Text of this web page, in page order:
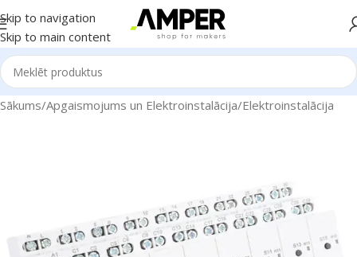
Skip to navigation
Skip to main content
Sākums/Apgaismojums un Elektroinstalācija/Elektroinstalācija